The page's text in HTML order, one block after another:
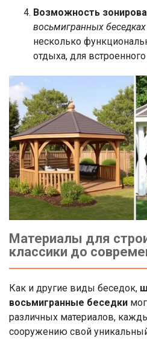
Возможность
восьмигранных беседках
несколько
отдыха, для встроенного
Материалы для
классики до
Как и другие виды беседок,
восьмигранные беседки
различных материалов,
сооружению свой